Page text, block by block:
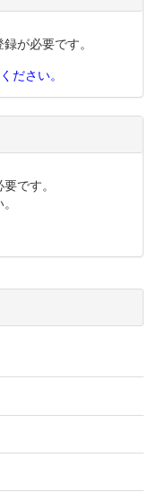
が必要です。
ださい。
です。